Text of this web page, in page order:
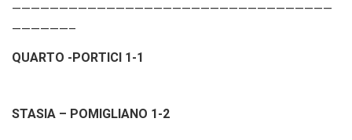
——————————————————————————————————
——————–
QUARTO -PORTICI 1-1
STASIA – POMIGLIANO 1-2